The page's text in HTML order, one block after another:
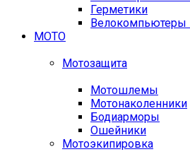
Герметики
Велокомпьютеры
МОТО
Мотозащита
Мотошлемы
Мотонаколенники
Бодиарморы
Ошейники
Мотоэкипировка